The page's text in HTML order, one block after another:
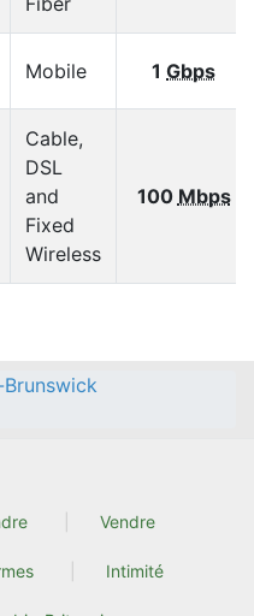
Mobile 1 Gbps
Cable,
DSL
and
Fixed
Wireless
100 Mbps
Vendre
Intimité